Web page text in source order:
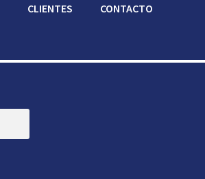
CLIENTES CONTACTO